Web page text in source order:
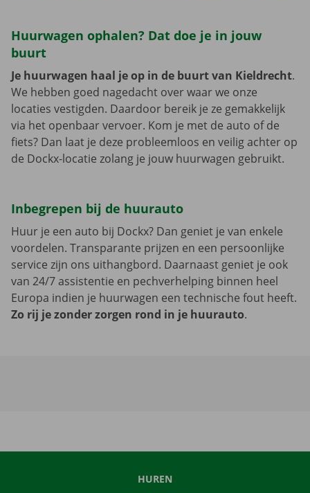
Huurwagen ophalen? Dat doe je in jouw
buurt
Je huurwagen haal je op in de buurt van Kieldrecht.
We hebben goed nagedacht over waar we onze
locaties vestigden. Daardoor bereik je ze gemakkelijk
via het openbaar vervoer. Kom je met de auto of de
fiets? Dan laat je deze probleemloos en veilig achter op
de Dockx-locatie zolang je jouw huurwagen gebruikt.
Inbegrepen bij de huurauto
Huur je een auto bij Dockx? Dan geniet je van enkele
voordelen. Transparante prijzen en een persoonlijke
service zijn ons uithangbord. Daarnaast geniet je ook
van 24/7 assistentie en pechverhelping binnen heel
Europa indien je huurwagen een technische fout heeft.
Zo rij je zonder zorgen rond in je huurauto.
HUREN